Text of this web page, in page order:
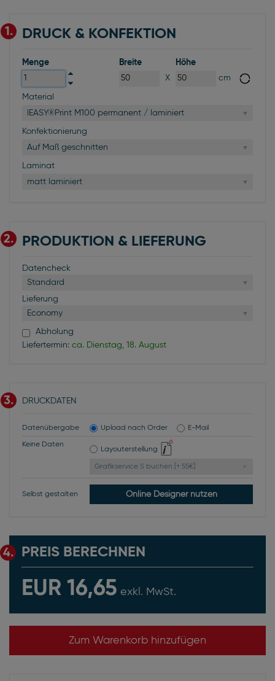
1. DRUCK & KONFEKTION
Menge
Breite
X
Höhe
cm
Material
IEASY®Print M100 permanent / laminiert
Konfektionierung
Auf Maß geschnitten
Laminat
matt laminiert
2. PRODUKTION & LIEFERUNG
Datencheck
Standard
Lieferung
Economy
Abholung
Liefertermin: ca. Dienstag, 18. August
3. DRUCKDATEN
Datenübergabe Upload nach Order E-Mail
Keine Daten
Layouterstellung
Grafikservice S buchen [+ 55€]
Selbst gestalten Online Designer nutzen
4. PREIS BERECHNEN
EUR 16,65 exkl. MwSt.
Zum Warenkorb hinzufügen